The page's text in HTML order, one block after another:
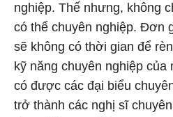
nghiệp. Thế nhưng, không
có thể chuyên nghiệp. Đơn
sẽ không có thời gian để
kỹ năng chuyên nghiệp của
có được các đại biểu
trở thành các nghị sĩ